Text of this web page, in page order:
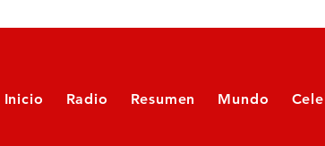
Inicio Radio Resumen Mundo